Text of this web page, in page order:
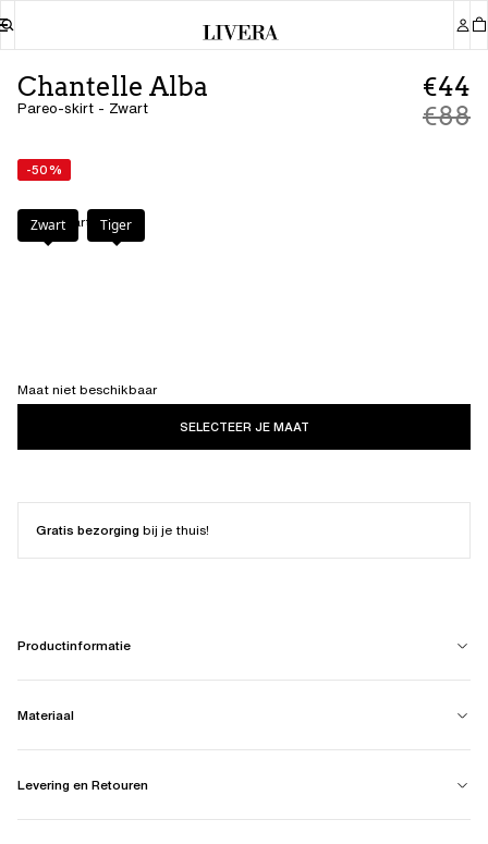
Chantelle Alba
Pareo-skirt - Zwart
€44
€88
-50%
Kleur: Zwart
Zwart Tiger
Maat niet beschikbaar
SELECTEER JE MAAT
Gratis bezorgingbij je thuis!
Productinformatie
Materiaal
Levering en Retouren